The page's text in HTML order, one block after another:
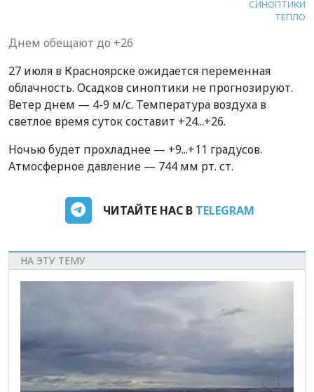
СИНОПТИКИ
ТЕПЛО
Днем обещают до +26
27 июля в Красноярске ожидается переменная
облачность. Осадков синоптики не прогнозируют.
Ветер днем — 4-9 м/с. Температура воздуха в
светлое время суток составит +24...+26.
Ночью будет прохладнее — +9...+11 градусов.
Атмосферное давление — 744 мм рт. ст.
ЧИТАЙТЕ НАС В TELEGRAM
НА ЭТУ ТЕМУ